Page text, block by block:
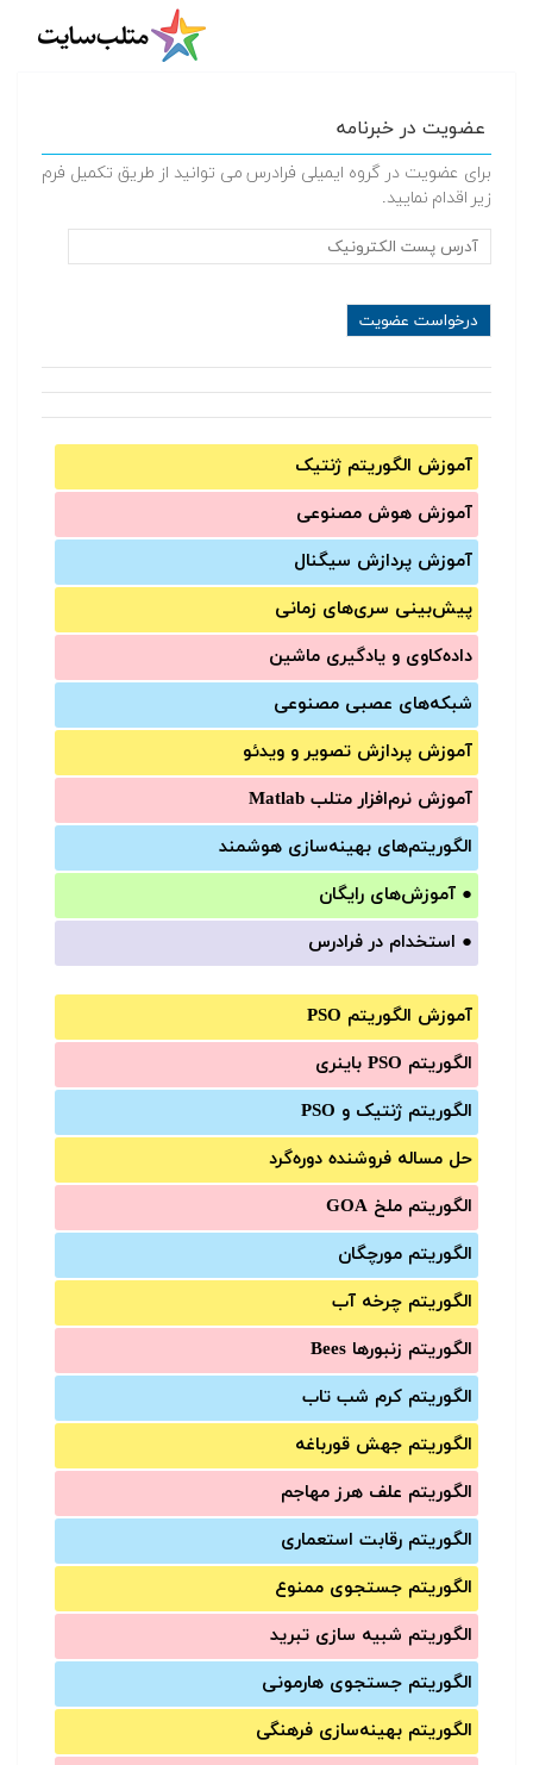
عضویت در خبرنامه
برای عضویت در گروه ایمیلی فرادرس می توانید از طریق تکمیل فرم
زیر اقدام نمایید.
آموزش الگوریتم ژنتیک
آموزش‌ هوش مصنوعی
آموزش‌ پردازش سیگنال
پیش‌‌بینی سری‌‌های زمانی
داده‌کاوی و یادگیری ماشین
شبکه‌های عصبی مصنوعی
آموزش‌ پردازش تصویر و ویدئو
آموزش‌ نرم‌افزار متلب Matlab
الگوریتم‌های بهینه‌سازی هوشمند
● آموزش‌های رایگان
● استخدام در فرادرس
آموزش الگوریتم PSO
الگوریتم PSO باینری
الگوریتم ژنتیک و PSO
حل مساله فروشنده دوره‌گرد
الگوریتم ملخ GOA
الگوریتم مورچگان
الگوریتم چرخه آب
الگوریتم زنبورها Bees
الگوریتم کرم شب تاب
الگوریتم جهش قورباغه
الگوریتم علف هرز مهاجم
الگوریتم رقابت استعماری
الگوریتم جستجوی ممنوع
الگوریتم شبیه سازی تبرید
الگوریتم جستجوی هارمونی
الگوریتم بهینه‌سازی فرهنگی